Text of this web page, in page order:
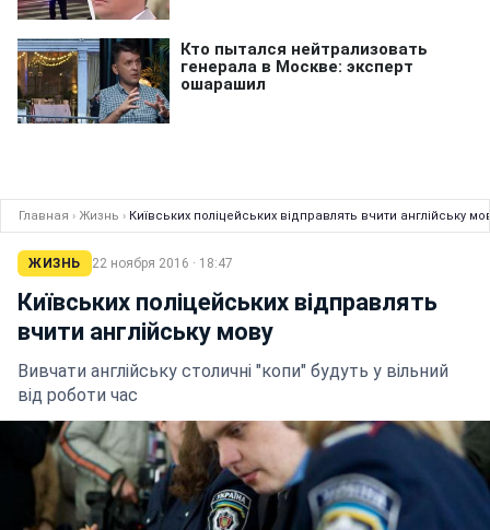
Главная › Жизнь › Київських поліцейських відправлять вчити англійську
ЖИЗНЬ 22 ноября 2016 · 18:47
Київських поліцейських відправлять
вчити англійську мову
Вивчати англійську столичні "копи" будуть у вільний
від роботи час